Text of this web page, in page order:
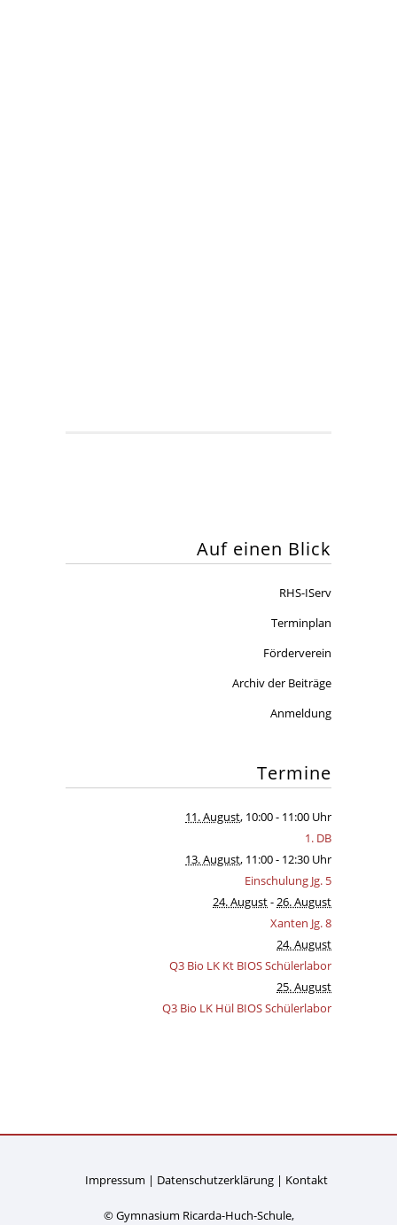
Auf einen Blick
RHS-IServ
Terminplan
Förderverein
Archiv der Beiträge
Anmeldung
Termine
11. August, 10:00- 11:00 Uhr
1. DB
13. August, 11:00- 12:30 Uhr
Einschulung Jg. 5
24. August-26. August
Xanten Jg. 8
24. August
Q3 Bio LK Kt BIOS Schülerlabor
25. August
Q3 Bio LK Hül BIOS Schülerlabor
Impressum Datenschutzerklärung Kontakt
© Gymnasium Ricarda-Huch-Schule,